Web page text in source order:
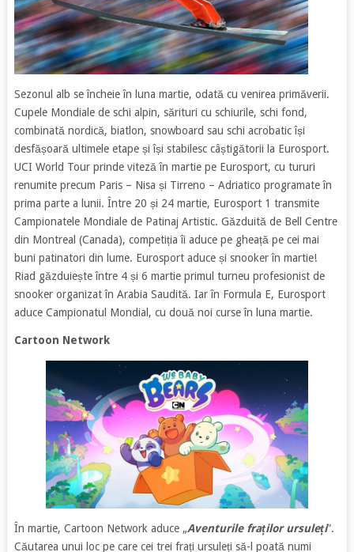
Sezonul alb se încheie în luna martie, odată cu venirea primăverii.
Cupele Mondiale de schi alpin, sărituri cu schiurile, schi fond,
combinată nordică, biatlon, snowboard sau schi acrobatic își
desfășoară ultimele etape și își stabilesc câștigătorii la Eurosport.
UCI World Tour prinde viteză în martie pe Eurosport, cu tururi
renumite precum Paris – Nisa și Tirreno – Adriatico programate în
prima parte a lunii. Între 20 și 24 martie, Eurosport 1 transmite
Campionatele Mondiale de Patinaj Artistic. Găzduită de Bell Centre
din Montreal (Canada), competiția îi aduce pe gheață pe cei mai
buni patinatori din lume. Eurosport aduce și snooker în martie!
Riad găzduiește între 4 și 6 martie primul turneu profesionist de
snooker organizat în Arabia Saudită. Iar în Formula E, Eurosport
aduce Campionatul Mondial, cu două noi curse în luna martie.
Cartoon Network
În martie, Cartoon Network aduce „Aventurile fraților ursuleți”.
Căutarea unui loc pe care cei trei frați ursuleți să-l poată numi